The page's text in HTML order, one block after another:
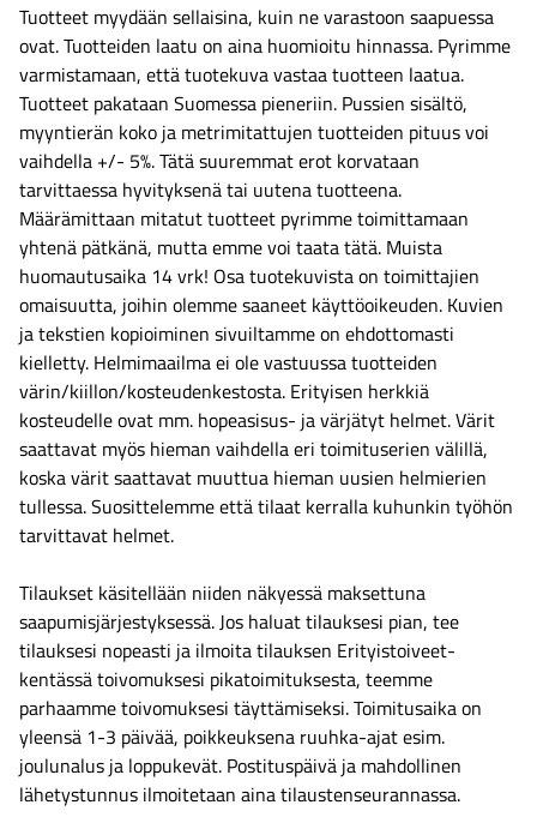
Tuotteet myydään sellaisina, kuin ne varastoon saapuessa
ovat. Tuotteiden laatu on aina huomioitu hinnassa. Pyrimme
varmistamaan, että tuotekuva vastaa tuotteen laatua.
Tuotteet pakataan Suomessa pieneriin. Pussien sisältö,
myyntierän koko ja metrimitattujen tuotteiden pituus voi
vaihdella +/- 5%. Tätä suuremmat erot korvataan
tarvittaessa hyvityksenä tai uutena tuotteena.
Määrämittaan mitatut tuotteet pyrimme toimittamaan
yhtenä pätkänä, mutta emme voi taata tätä. Muista
huomautusaika 14 vrk! Osa tuotekuvista on toimittajien
omaisuutta, joihin olemme saaneet käyttöoikeuden. Kuvien
ja tekstien kopioiminen sivuiltamme on ehdottomasti
kielletty. Helmimaailma ei ole vastuussa tuotteiden
värin/kiillon/kosteudenkestosta. Erityisen herkkiä
kosteudelle ovat mm. hopeasisus- ja värjätyt helmet. Värit
saattavat myös hieman vaihdella eri toimituserien välillä,
koska värit saattavat muuttua hieman uusien helmierien
tullessa. Suosittelemme että tilaat kerralla kuhunkin työhön
tarvittavat helmet.
Tilaukset käsitellään niiden näkyessä maksettuna
saapumisjärjestyksessä. Jos haluat tilauksesi pian, tee
tilauksesi nopeasti ja ilmoita tilauksen Erityistoiveet-
kentässä toivomuksesi pikatoimituksesta, teemme
parhaamme toivomuksesi täyttämiseksi. Toimitusaika on
yleensä 1-3 päivää, poikkeuksena ruuhka-ajat esim.
joulunalus ja loppukevät. Postituspäivä ja mahdollinen
lähetystunnus ilmoitetaan aina tilaustenseurannassa.